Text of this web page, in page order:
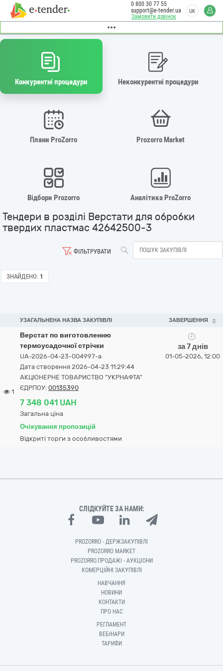
Замовити дзвінок
0 800 30 77 55
support@e-tender.ua
UK
Конкурентні процедури Неконкурентні процедури
Плани ProZorro Prozorro Market
Відбори Prozorro Аналітика ProZorro
Тендери в розділі Верстати для обробки
твердих пластмас 42642500-3
ФІЛЬТРУВАТИ
ЗНАЙДЕНО: 1
УЗАГАЛЬНЕНА НАЗВА ЗАКУПІВЛІ ЗАВЕРШЕННЯ
1
Верстат по виготовленню
термоусадочної стрічки
UA-2026-04-23-004997-a
Дата створення 2026-04-23 11:29:44
АКЦІОНЕРНЕ ТОВАРИСТВО "УКPНAФТА"
ЄДРПОУ: 00135390
7 348 041 UAH
Загальна ціна
Очікування пропозицій
Відкриті торги з особливостями
за 7 днів
01-05-2026, 12:00
СЛІДКУЙТЕ ЗА НАМИ:
PROZORRO - ДЕРЖЗАКУПІВЛІ
PROZORRO MARKET
PROZORRO.ПРОДАЖІ - АУКЦІОНИ
КОМЕРЦІЙНІ ЗАКУПІВЛІ
НАВЧАННЯ
НОВИНИ
КОНТАКТИ
ПРО НАС
РЕГЛАМЕНТ
ВЕБІНАРИ
ТАРИФИ